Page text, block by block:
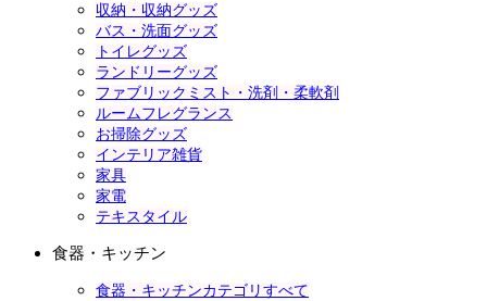
収納・収納グッズ
バス・洗面グッズ
トイレグッズ
ランドリーグッズ
ファブリックミスト・洗剤・柔軟剤
ルームフレグランス
お掃除グッズ
インテリア雑貨
家具
家電
テキスタイル
食器・キッチン
食器・キッチンカテゴリすべて